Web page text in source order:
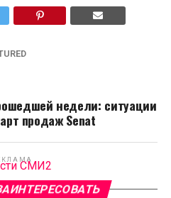
недели: ситуации
продаж Senat
СМИ2